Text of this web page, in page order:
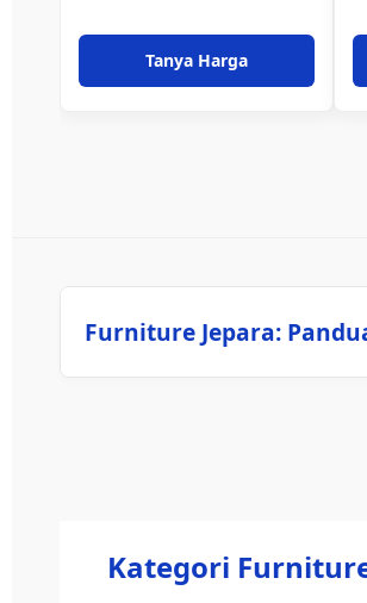
Tanya Harga
Furniture Jepara:
Kategori